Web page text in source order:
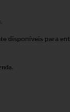
disponíveis para